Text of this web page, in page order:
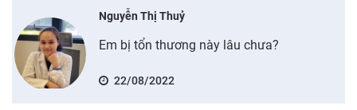
Nguyễn Thị Thuỷ
Em bị tổn thương này lâu chưa?
22/08/2022